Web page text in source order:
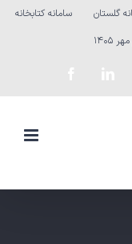
گلستان
سامانه کتابخانه